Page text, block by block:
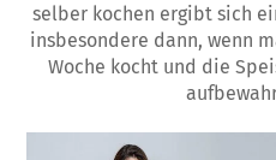
selber kochen ergibt sich
insbesondere dann, wenn
Woche kocht und die